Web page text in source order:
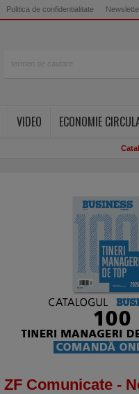
Politica de confidentialitate
VIDEO
ECONOMIE
ZF Comunicate -